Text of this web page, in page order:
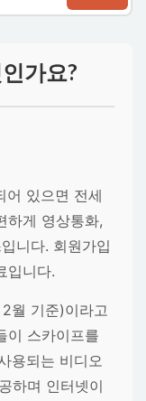
가요?
어 있으면 전세
하게 영상통화,
니다. 회원가입
입니다.
월 기준)이라고
이 스카이프를
용되는 비디오
하며 인터넷이